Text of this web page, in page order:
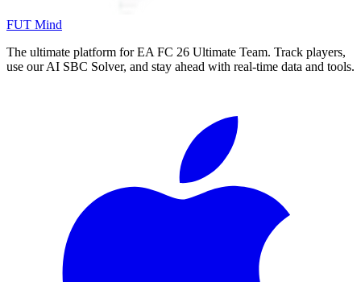
FUT Mind
The ultimate platform for EA FC 26 Ultimate Team. Track players,
use our AI SBC Solver, and stay ahead with real-time data and tools.